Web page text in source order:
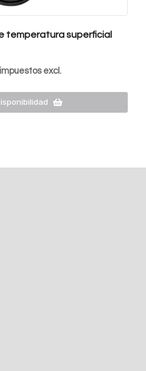
temperatura superficial
impuestos excl.